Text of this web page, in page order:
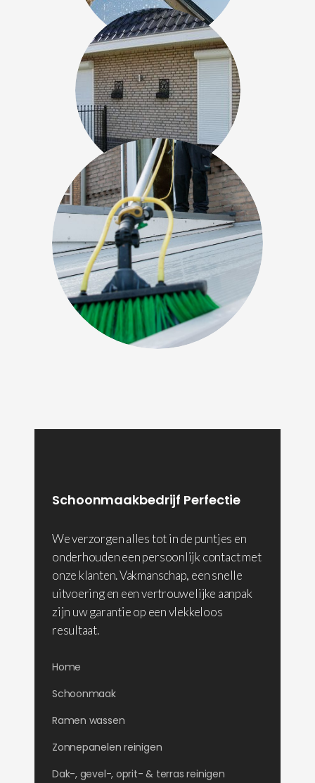
Schoonmaakbedrijf Perfectie
We verzorgen alles tot in de puntjes en
onderhouden een persoonlijk contact met
onze klanten. Vakmanschap, een snelle
uitvoering en een vertrouwelijke aanpak
zijn uw garantie op een vlekkeloos
resultaat.
Home
Schoonmaak
Ramen wassen
Zonnepanelen reinigen
Dak-, gevel-, oprit- & terras reinigen